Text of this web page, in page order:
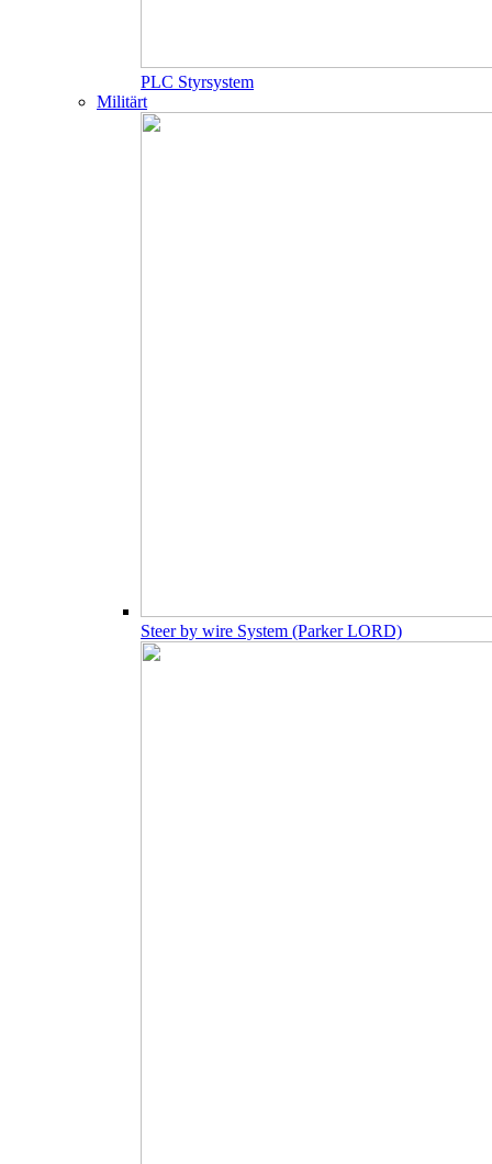
PLC Styrsystem
Militärt
Steer by wire System (Parker LORD)